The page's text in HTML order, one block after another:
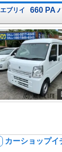
エブリイ 660 PA
カーショップイ